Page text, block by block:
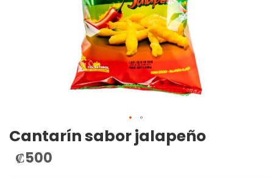
Cantarín sabor jalapeño
₡500
Saltar
al